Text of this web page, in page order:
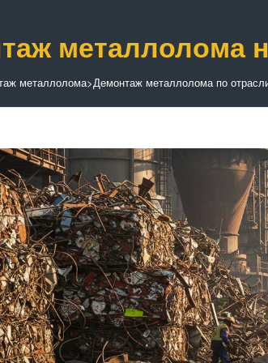
металлолома
металлолома>Демонтаж металлолома по